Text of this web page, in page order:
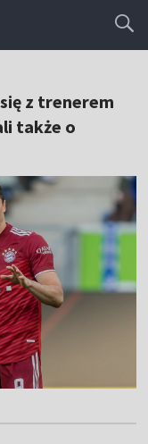
z trenerem
także o